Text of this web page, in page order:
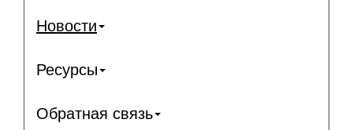
Новости
Ресурсы
Обратная связь